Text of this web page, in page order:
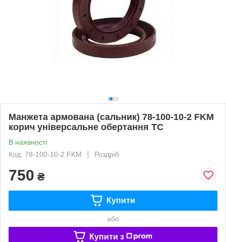
Манжета армована (сальник) 78-100-10-2 FKM
корич універсальне обертання TC
В наявності
Код: 78-100-10-2 FKM
Роздріб
750 ₴
Купити
або
Купити з